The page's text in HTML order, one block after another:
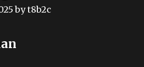
byt8b2c